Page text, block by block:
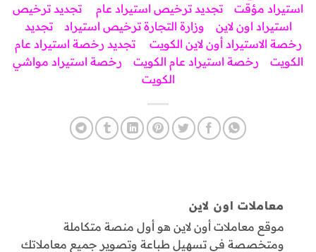
استيراد مؤقت
تجديد ترخيص استيراد عام
تجديد ترخيص
استيراد اون لاين
وزارة التجارة ترخيص استيراد
تجديد
رخصة الاستيراد أون لاين الكويت
تجديد رخصة استيراد عام
الكويت
رخصة استيراد عام الكويت
رخصة استيراد مواشي
الكويت
معاملات اون لاين
موقع معاملات أون لاين هو أول منصة متكاملة
ومتخصصة في تسهيل طباعة وتصوير جميع معاملاتك